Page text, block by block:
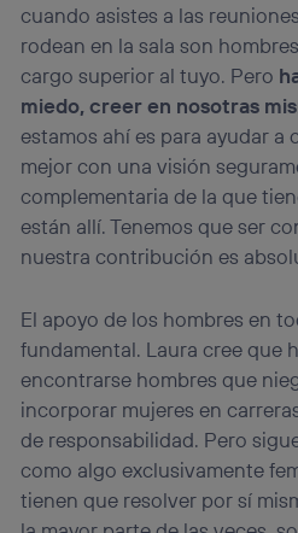
cuando asistes a las
rodean en la sala son
cargo superior al tuyo. Pero
miedo, creer en nosotras
estamos ahí es para ayudar
mejor con una visión
complementaria de la que
están allí. Tenemos que ser
nuestra contribución es
El apoyo de los hombres en
fundamental. Laura cree que
encontrarse hombres que
incorporar mujeres en
de responsabilidad. Pero
como algo exclusivamente
tienen que resolver por sí